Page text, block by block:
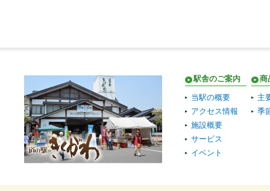
駅舎のご案内
当駅の概要
アクセス情報
施設概要
サービス
イベント
商
主
季